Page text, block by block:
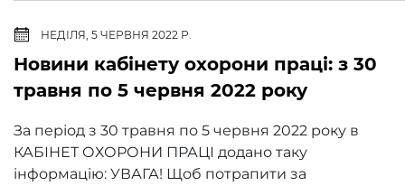
НЕДІЛЯ, 5 ЧЕРВНЯ 2022 Р.
Новини кабінету охорони праці: з 30
травня по 5 червня 2022 року
За період з 30 травня по 5 червня 2022 року в
КАБІНЕТ ОХОРОНИ ПРАЦІ додано таку
інформацію: УВАГА! Щоб потрапити за